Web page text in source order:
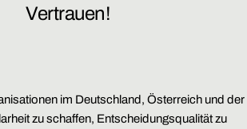
Vertrauen!
im Deutschland, Österreich und der
zu schaffen, Entscheidungsqualität zu